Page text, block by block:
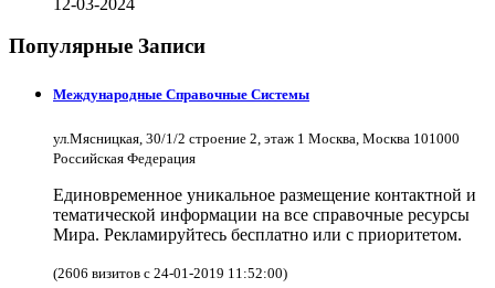
Популярные Записи
Международные Справочные Системы
ул.Мясницкая, 30/1/2 строение 2, этаж 1 Москва, Москва 101000
Российская Федерация
Единовременное уникальное размещение контактной и
тематической информации на все справочные ресурсы
Мира. Рекламируйтесь бесплатно или с приоритетом.
(2606 визитов с 24-01-2019 11:52:00)